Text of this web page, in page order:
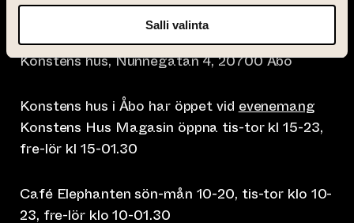
Salli valinta
info@taiteentalo.fi
Konstens hus, Nunnegatan 4, 20700 Åbo
Konstens hus i Åbo har öppet vid evenemang
Konstens Hus Magasin öppna tis-tor kl 15-23,
fre-lör kl 15-01.30
Café Elephanten sön-mån 10-20, tis-tor klo 10-
23, fre-lör klo 10-01.30